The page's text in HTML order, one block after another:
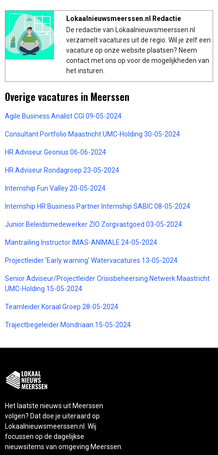
Lokaalnieuwsmeerssen.nl Redactie
De redactie van Lokaalnieuwsmeerssen.nl
verzamelt vacatures uit de regio. Wil je zelf een
vacature op onze website plaatsen? Neem
contact met ons op voor de mogelijkheden van
het insturen.
Overige vacatures in Meerssen
Agile Business Analist CGI 09-05-2024
Consultant Portfolio Maastricht UMC-Holding 30-05-2024
HR Adviseur Geonius 06-06-2024
HR Adviseur Rondagroep 23-05-2024
Internship Fun Valley 20-05-2024
Internship HR Business Partner Internship SABIC 08-05-2024
Junior Beleidsmedewerker ZIO Zorgvastgoed 03-05-2024
Mantrailing Instructor IMAS-ANIMALE 24-05-2024
Projectleider ‘Early warning’ Watervacatures 13-05-2024
Senior Adviseur/Projectleider Crisisbeheersing Netwerk Maastricht
UMC-Holding 15-05-2024
Teamleider Koraal Groep 28-05-2024
Trajectbegeleider Mondriaan 15-05-2024
Het laatste nieuws uit Meerssen
volgen? Dat doe je uiteraard op
Lokaalnieuwsmeerssen.nl. Wij
focussen op de dagelijkse
nieuwsitems van omgeving Meerssen.